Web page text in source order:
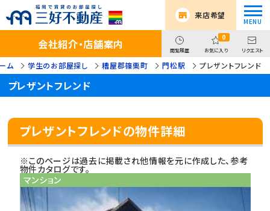
来店希望
会社紹介・店舗案内 閲覧履歴
0
お気に入り リクエスト
ム 学生のお部屋探し 糟屋郡篠栗町 門松駅 プレザントフレンド
プレザントフレンド
プレザントフレンドの物件詳細
※このページは過去に掲載され他情報を元に作成した、参考
物件カタログです。
マンション